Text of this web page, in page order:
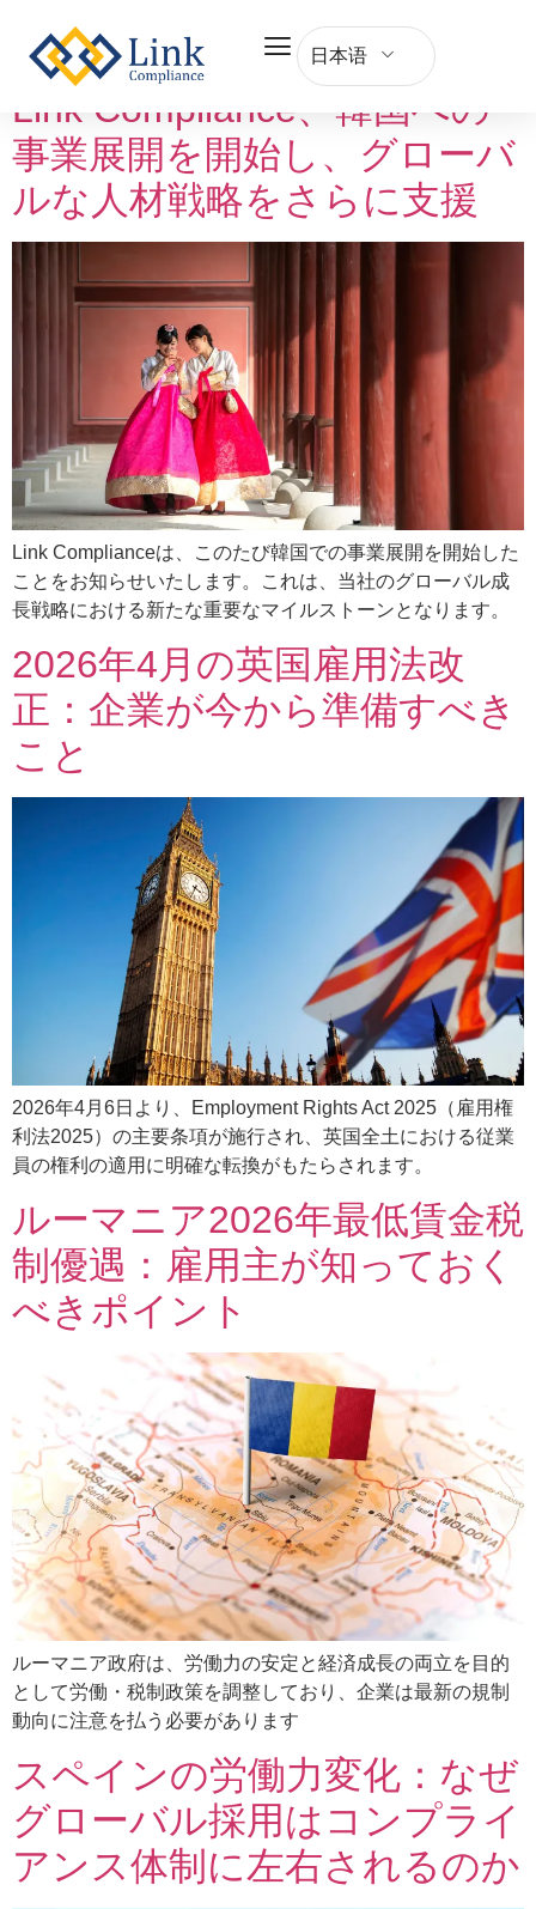
日本语
Tag:人事
Link Compliance、韓国への
事業展開を開始し、グローバ
ルな人材戦略をさらに支援
Link Complianceは、このたび韓国での事業展開を開始した
ことをお知らせいたします。これは、当社のグローバル成
長戦略における新たな重要なマイルストーンとなります。
2026年4月の英国雇用法改
正：企業が今から準備すべき
こと
2026年4月6日より、Employment Rights Act 2025（雇用権
利法2025）の主要条項が施行され、英国全土における従業
員の権利の適用に明確な転換がもたらされます。
ルーマニア2026年最低賃金税
制優遇：雇用主が知っておく
べきポイント
ルーマニア政府は、労働力の安定と経済成長の両立を目的
として労働・税制政策を調整しており、企業は最新の規制
動向に注意を払う必要があります
スペインの労働力変化：なぜ
グローバル採用はコンプライ
アンス体制に左右されるのか